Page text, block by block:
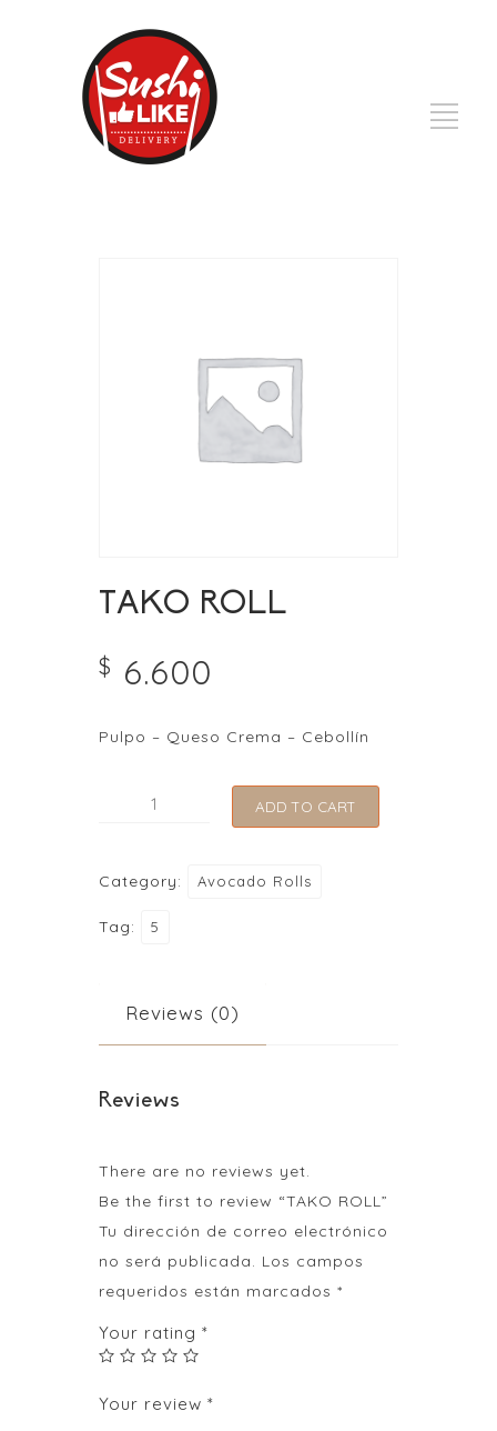
TAKO ROLL
$ 6.600
Pulpo – Queso Crema – Cebollín
ADD TO CART
Category: Avocado Rolls
Tag: 5
Reviews (0)
Reviews
There are no reviews yet.
Be the first to review “TAKO ROLL”
Tu dirección de correo electrónico
no será publicada. Los campos
requeridos están marcados *
Your rating *
Your review *